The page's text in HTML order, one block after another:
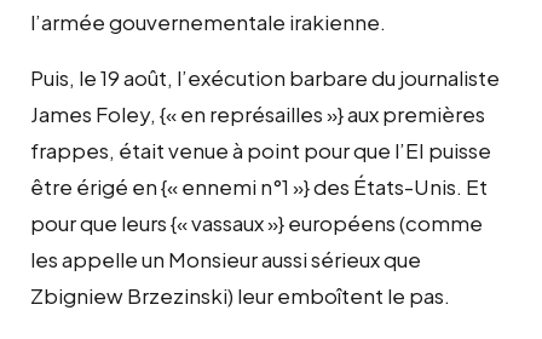
l’armée gouvernementale irakienne.
Puis, le 19 août, l’exécution barbare du journaliste
James Foley, {« en représailles »} aux premières
frappes, était venue à point pour que l’EI puisse
être érigé en {« ennemi n°1 »} des États-Unis. Et
pour que leurs {« vassaux »} européens (comme
les appelle un Monsieur aussi sérieux que
Zbigniew Brzezinski) leur emboîtent le pas.